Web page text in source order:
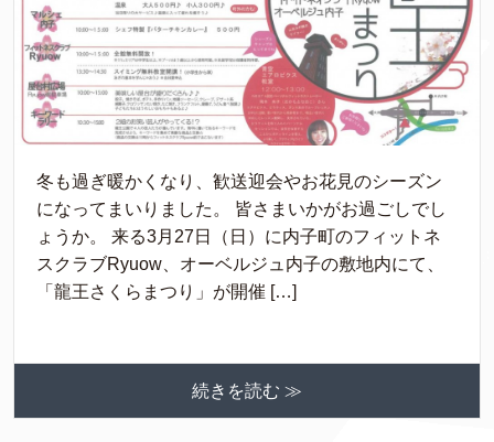
冬も過ぎ暖かくなり、歓送迎会やお花見のシーズン
になってまいりました。 皆さまいかがお過ごしでし
ょうか。 来る3月27日（日）に内子町のフィットネ
スクラブRyuow、オーベルジュ内子の敷地内にて、
「龍王さくらまつり」が開催 […]
続きを読む ≫